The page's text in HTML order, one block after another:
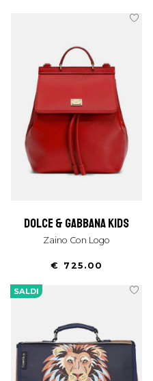
dolce & gabbana kids
Zaino Con Logo
€ 725.00
SALDI